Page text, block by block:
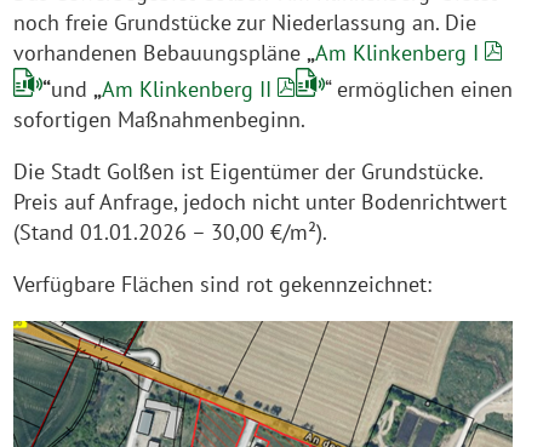
noch freie Grundstücke zur Niederlassung an. Die
vorhandenen Bebauungspläne„Am Klinkenberg I
“und„Am Klinkenberg II
“ ermöglichen einen
sofortigen Maßnahmenbeginn.
Die Stadt Golßen ist Eigentümer der Grundstücke.
Preis auf Anfrage, jedoch nicht unter Bodenrichtwert
(Stand 01.01.2026 – 30,00 €/m²).
Verfügbare Flächen sind rot gekennzeichnet: